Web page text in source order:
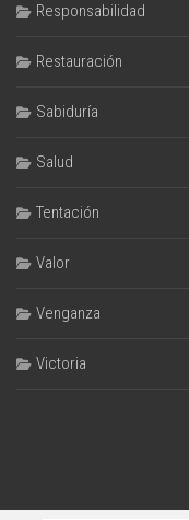
Responsabilidad
Restauración
Sabiduría
Salud
Tentación
Valor
Venganza
Victoria